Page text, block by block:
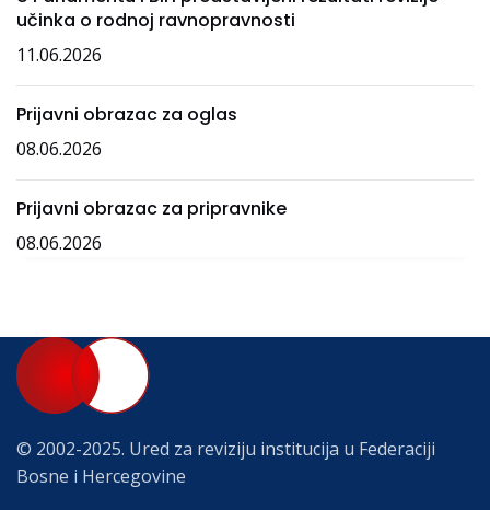
učinka o rodnoj ravnopravnosti
11.06.2026
Prijavni obrazac za oglas
08.06.2026
Prijavni obrazac za pripravnike
08.06.2026
© 2002-2025. Ured za reviziju institucija u Federaciji
Bosne i Hercegovine